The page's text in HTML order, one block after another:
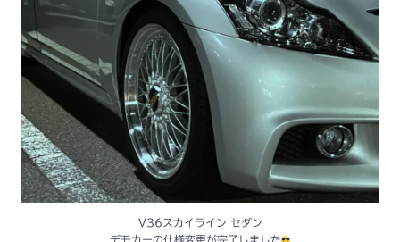
V36スカイライン セダン
デモカーの仕様変更が完了しました